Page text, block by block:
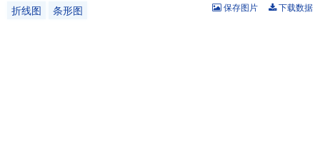
折线图 条形图 下载数据
保存图片